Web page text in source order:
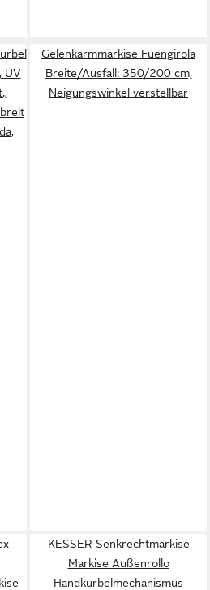
UV
Gelenkarmmarkise Fuengirola
Breite/Ausfall: 350/200 cm,
Neigungswinkel verstellbar
KESSER Senkrechtmarkise
Markise Außenrollo
Handkurbelmechanismus